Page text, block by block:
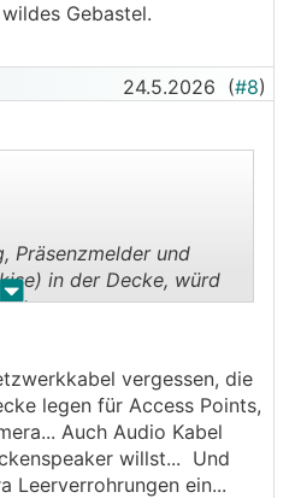
Gebastel.
24.5.2026 (#8)
.
Präsenzmelder und
in der Decke, würd
vergessen, die
legen für Access Points,
Auch Audio Kabel
willst... Und
Leerverrohrungen ein...